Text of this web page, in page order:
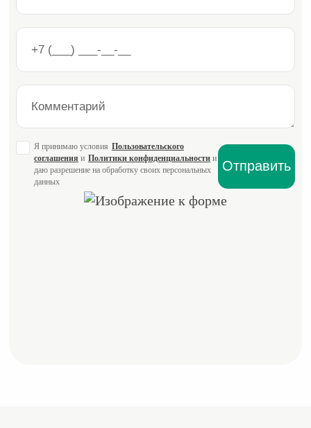
Я принимаю условия Пользовательского
соглашения и Политики конфиденциальности и
даю разрешение на обработку своих персональных
данных